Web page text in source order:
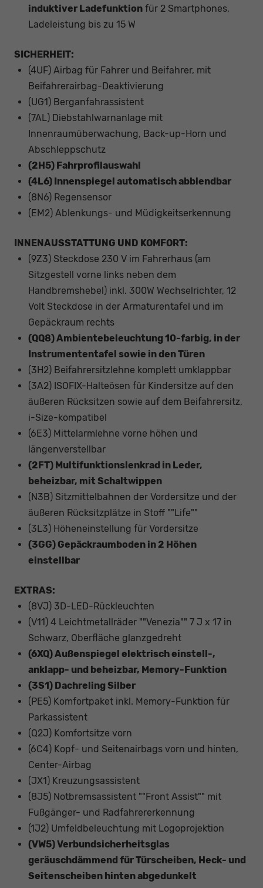
induktiver Ladefunktion für 2 Smartphones,
Ladeleistung bis zu 15 W
SICHERHEIT:
(4UF) Airbag für Fahrer und Beifahrer, mit
Beifahrerairbag-Deaktivierung
(UG1) Berganfahrassistent
(7AL) Diebstahlwarnanlage mit
Innenraumüberwachung, Back-up-Horn und
Abschleppschutz
(2H5) Fahrprofilauswahl
(4L6) Innenspiegel automatisch abblendbar
(8N6) Regensensor
(EM2) Ablenkungs- und Müdigkeitserkennung
INNENAUSSTATTUNG UND KOMFORT:
(9Z3) Steckdose 230 V im Fahrerhaus (am
Sitzgestell vorne links neben dem
Handbremshebel) inkl. 300W Wechselrichter, 12
Volt Steckdose in der Armaturentafel und im
Gepäckraum rechts
(QQ8) Ambientebeleuchtung 10-farbig, in der
Instrumententafel sowie in den Türen
(3H2) Beifahrersitzlehne komplett umklappbar
(3A2) ISOFIX-Halteösen für Kindersitze auf den
äußeren Rücksitzen sowie auf dem Beifahrersitz,
i-Size-kompatibel
(6E3) Mittelarmlehne vorne höhen und
längenverstellbar
(2FT) Multifunktionslenkrad in Leder,
beheizbar, mit Schaltwippen
(N3B) Sitzmittelbahnen der Vordersitze und der
äußeren Rücksitzplätze in Stoff ""Life""
(3L3) Höheneinstellung für Vordersitze
(3GG) Gepäckraumboden in 2 Höhen
einstellbar
EXTRAS:
(8VJ) 3D-LED-Rückleuchten
(V11) 4 Leichtmetallräder ""Venezia"" 7 J x 17 in
Schwarz, Oberfläche glanzgedreht
(6XQ) Außenspiegel elektrisch einstell-,
anklapp- und beheizbar, Memory-Funktion
(3S1) Dachreling Silber
(PE5) Komfortpaket inkl. Memory-Funktion für
Parkassistent
(Q2J) Komfortsitze vorn
(6C4) Kopf- und Seitenairbags vorn und hinten,
Center-Airbag
(JX1) Kreuzungsassistent
(8J5) Notbremsassistent ""Front Assist"" mit
Fußgänger- und Radfahrererkennung
(1J2) Umfeldbeleuchtung mit Logoprojektion
(VW5) Verbundsicherheitsglas
geräuschdämmend für Türscheiben, Heck- und
Seitenscheiben hinten abgedunkelt